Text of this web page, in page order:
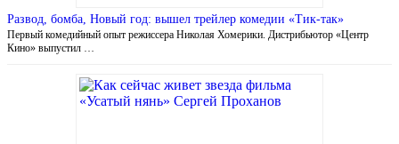
Развод, бомба, Новый год: вышел трейлер комедии «Тик-так»
Первый комедийный опыт режиссера Николая Хомерики. Дистрибьютор «Центр
Кино» выпустил …